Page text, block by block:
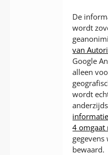
De
wordt
van
Google
alleen
wordt
4 omgaat
bewaard.